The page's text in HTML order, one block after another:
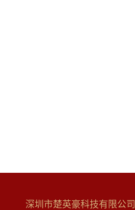
深圳市楚英豪科技有限公司